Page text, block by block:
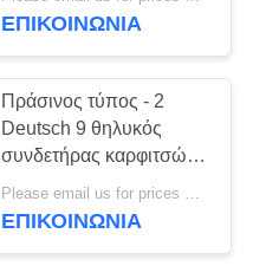
καρφιτσών
ΕΠΙΚΟΙΝΩΝΊΑ
Πράσινος τύπος - 2
Deutsch 9 θηλυκός
συνδετήρας καρφιτσών
J1939 με 9 τερματικά
Please email us for prices MOQ:100 τεμ
ΕΠΙΚΟΙΝΩΝΊΑ